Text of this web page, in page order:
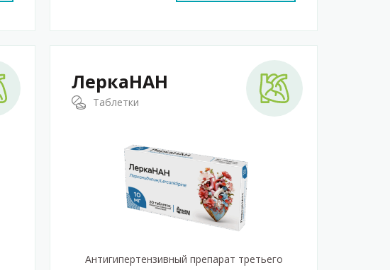
ЛеркаНАН
Таблетки
Антигипертензивный препарат третьего